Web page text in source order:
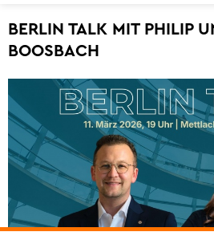
BERLIN TALK MIT PHILIP
BOOSBACH